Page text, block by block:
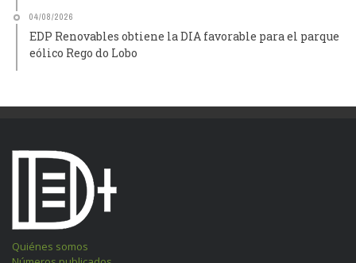
04/08/2026
EDP Renovables obtiene la DIA favorable para el parque
eólico Rego do Lobo
Quiénes somos